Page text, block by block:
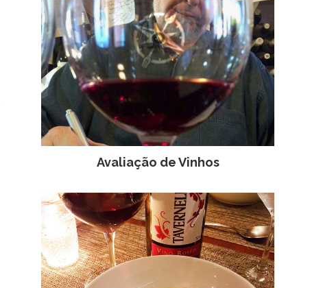
Avaliação de Vinhos